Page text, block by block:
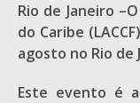
Rio de Janeiro
do Caribe
agosto no Rio de
Este evento é